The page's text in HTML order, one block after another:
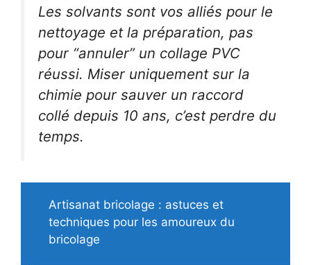
Les solvants sont vos alliés pour le
nettoyage et la préparation, pas
pour “annuler” un collage PVC
réussi. Miser uniquement sur la
chimie pour sauver un raccord
collé depuis 10 ans, c’est perdre du
temps.
Artisanat bricolage : astuces et
techniques pour les amoureux du
bricolage